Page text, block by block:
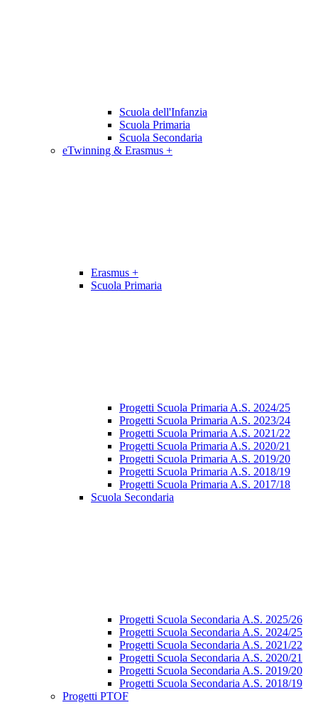
Scuola dell'Infanzia
Scuola Primaria
Scuola Secondaria
eTwinning & Erasmus +
Erasmus +
Scuola Primaria
Progetti Scuola Primaria A.S. 2024/25
Progetti Scuola Primaria A.S. 2023/24
Progetti Scuola Primaria A.S. 2021/22
Progetti Scuola Primaria A.S. 2020/21
Progetti Scuola Primaria A.S. 2019/20
Progetti Scuola Primaria A.S. 2018/19
Progetti Scuola Primaria A.S. 2017/18
Scuola Secondaria
Progetti Scuola Secondaria A.S. 2025/26
Progetti Scuola Secondaria A.S. 2024/25
Progetti Scuola Secondaria A.S. 2021/22
Progetti Scuola Secondaria A.S. 2020/21
Progetti Scuola Secondaria A.S. 2019/20
Progetti Scuola Secondaria A.S. 2018/19
Progetti PTOF